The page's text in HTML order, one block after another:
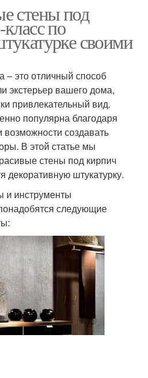
стены под
по
своими
– это отличный способ
экстерьер вашего дома,
привлекательный вид.
популярна благодаря
возможности создавать
В этой статье мы
стены под кирпич
декоративную штукатурку.
и инструменты
следующие